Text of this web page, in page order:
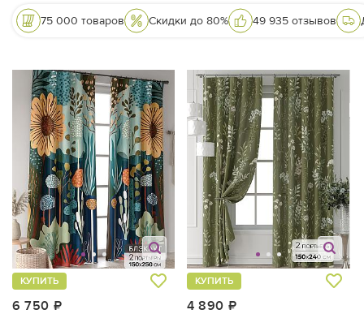
75 000 товаров Скидки до 80% 49 935 отзывов
6 750
КУПИТЬ
4 890
КУПИТЬ